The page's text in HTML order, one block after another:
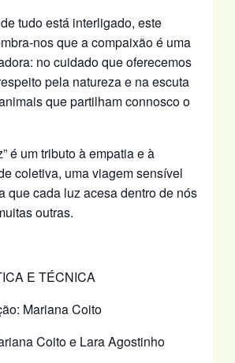
tudo está interligado, este
nos que a compaixão é uma
no cuidado que oferecemos
pela natureza e na escuta
que partilham connosco o
é um tributo à empatia e à
coletiva, uma viagem sensível
que cada luz acesa dentro de nós
outras.
E TÉCNICA
Mariana Coito
Coito e Lara Agostinho